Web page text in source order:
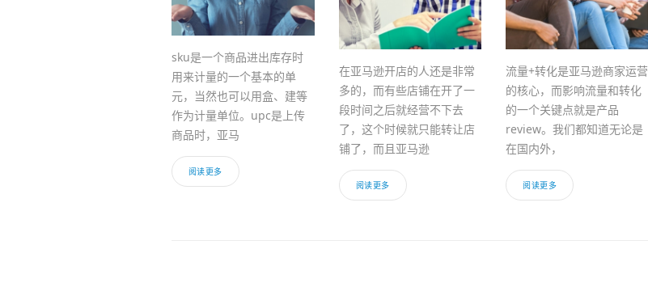
sku是一个商品进出库存时
用来计量的一个基本的单
元，当然也可以用盒、建等
作为计量单位。upc是上传
商品时，亚马
阅读更多
在亚马逊开店的人还是非常
多的，而有些店铺在开了一
段时间之后就经营不下去
了，这个时候就只能转让店
铺了，而且亚马逊
阅读更多
流量+转化是亚马逊商家运营
的核心，而影响流量和转化
的一个关键点就是产品
review。我们都知道无论是
在国内外，
阅读更多